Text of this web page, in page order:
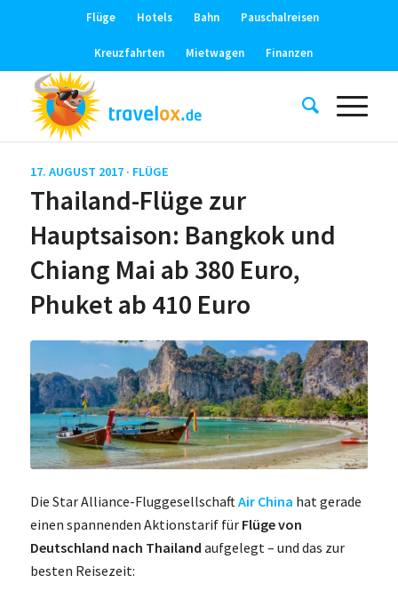
Flüge Hotels Bahn Pauschalreisen
Kreuzfahrten Mietwagen Finanzen
17. AUGUST 2017 · FLÜGE
Thailand-Flüge zur
Hauptsaison: Bangkok und
Chiang Mai ab 380 Euro,
Phuket ab 410 Euro
Die Star Alliance-FluggesellschaftAir China hat gerade
einen spannenden Aktionstarif für Flüge von
Deutschland nach Thailand aufgelegt – und das zur
besten Reisezeit: